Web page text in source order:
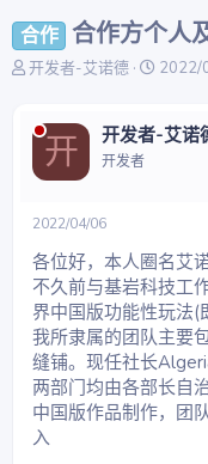
合作 合作方个人
主
起
开发者-艾诺德
开
间
2022/
开 开发者-艾诺
开发者
2022/04/06
各位好，本人圈名艾
不久前与基岩科技工
界中国版功能性玩法(
我所隶属的团队主要
缝铺。现任社长
两部门均由各部长自
中国版作品制作，团
入